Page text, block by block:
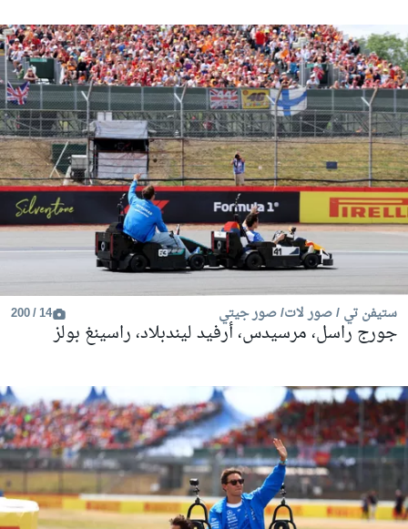
ستيفن تي / صور لات/ صور جيتي 14 / 200
جورج راسل، مرسيدس، أرفيد ليندبلاد، راسينغ بولز